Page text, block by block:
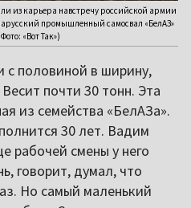
из карьера навстречу российской армии
промышленный самосвал «БелАЗ»
«Вот Так»)
с половиной в ширину,
почти 30 тонн. Эта
из семейства «БелАЗа».
30 лет. Вадим
рабочей смены у него
говорит, думал, что
Но самый маленький